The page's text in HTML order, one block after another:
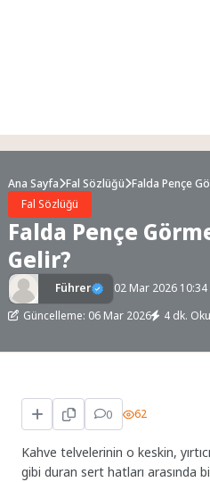
Ana Sayfa Fal Sözlüğü Falda Pençe
Fal Sözlüğü
Falda Pençe
Gelir?
Führer
02 Mar 2026 10:34
Güncelleme: 06 Mar 2026
4 dk.
0 62
Kahve telvelerinin o keskin,
gibi duran sert hatları arasında